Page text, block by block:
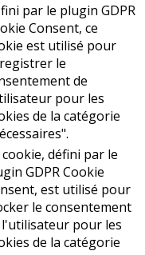
par le plugin GDPR
Consent, ce
est utilisé pour
le
de
pour les
de la catégorie
cookie, défini par le
GDPR Cookie
est utilisé pour
le consentement
l'utilisateur pour les
de la catégorie